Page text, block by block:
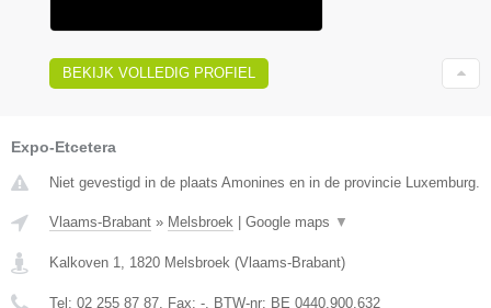
BEKIJK VOLLEDIG PROFIEL
Expo-Etcetera
Niet gevestigd in de plaats Amonines en in de provincie Luxemburg.
Vlaams-Brabant » Melsbroek | Google maps ▼
Kalkoven 1 1820 Melsbroek (Vlaams-Brabant)
Tel: 02 255 87 87 , Fax: - , BTW-nr: BE 0440.900.632